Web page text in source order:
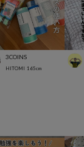
3COINS
HITOMI 165cm